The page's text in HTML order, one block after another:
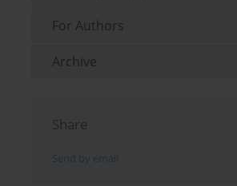
For Authors
Archive
Share
Send by email